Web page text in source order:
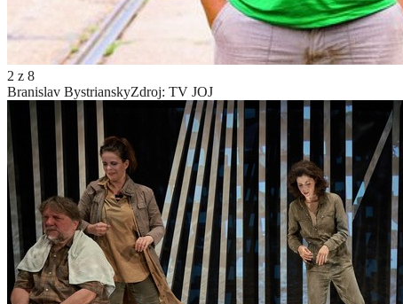
2 z 8
Branislav BystrianskyZdroj: TV JOJ